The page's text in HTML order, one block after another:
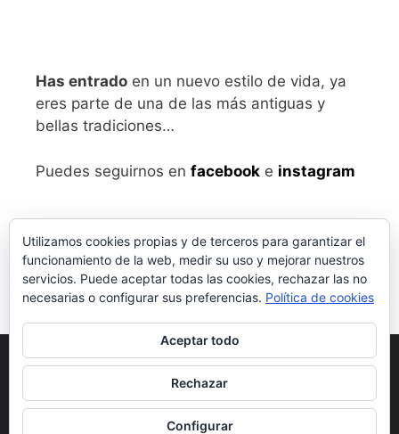
Has entrado en un nuevo estilo de vida, ya
eres parte de una de las más antiguas y
bellas tradiciones…
Puedes seguirnos en facebook e instagram
Aviso legaly Política de Privacidad
Condiciones generales de compra
Utilizamos cookies propias y de terceros para garantizar el
funcionamiento de la web, medir su uso y mejorar nuestros
servicios. Puede aceptar todas las cookies, rechazar las no
necesarias o configurar sus preferencias. Política de cookies
Aceptar todo
Rechazar
Configurar